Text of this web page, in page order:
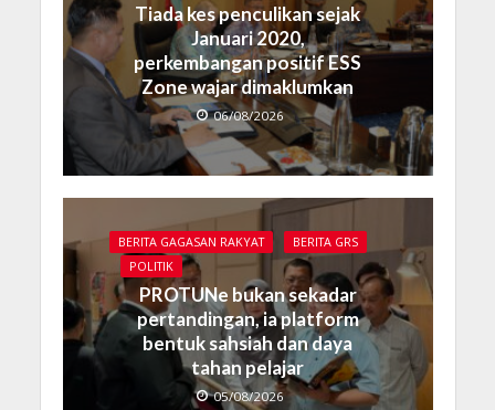
Tiada kes penculikan sejak
Januari 2020,
perkembangan positif ESS
Zone wajar dimaklumkan
06/08/2026
BERITA GAGASAN RAKYAT
BERITA GRS
POLITIK
PROTUNe bukan sekadar
pertandingan, ia platform
bentuk sahsiah dan daya
tahan pelajar
05/08/2026